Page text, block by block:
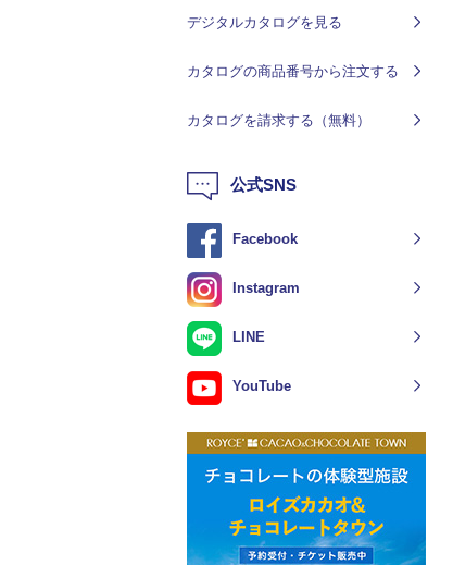
デジタルカタログを見る
カタログの商品番号から注文する
カタログを請求する（無料）
公式SNS
Facebook
Instagram
LINE
YouTube